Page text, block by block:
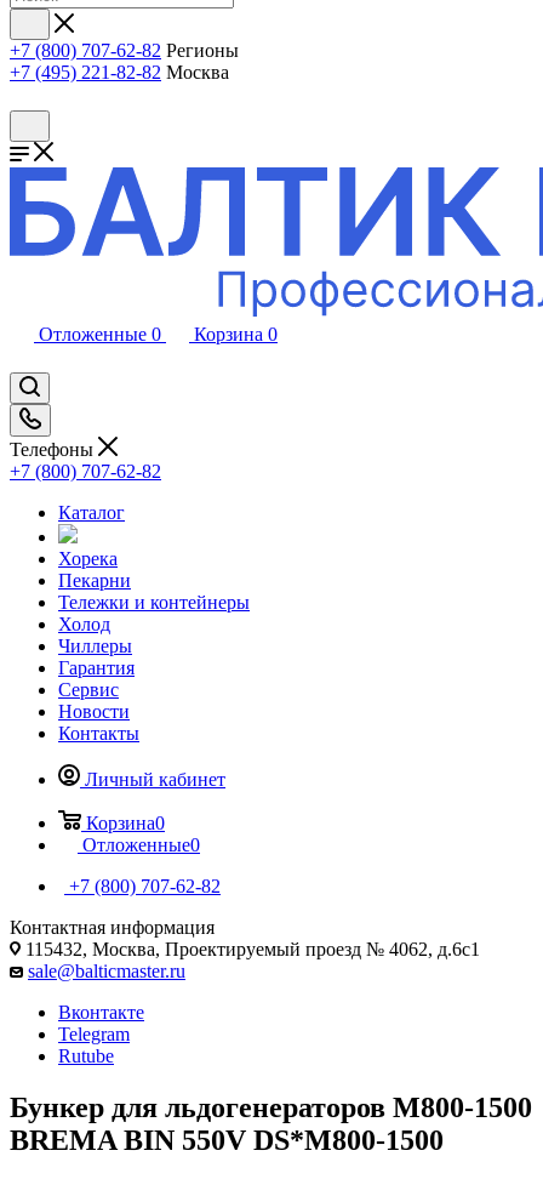
+7 (800) 707-62-82 Регионы
+7 (495) 221-82-82 Москва
Отложенные 0 Корзина 0
Телефоны
+7 (800) 707-62-82
Каталог
Хорека
Пекарни
Тележки и контейнеры
Холод
Чиллеры
Гарантия
Сервис
Новости
Контакты
Личный кабинет
Корзина0
Отложенные0
+7 (800) 707-62-82
Контактная информация
115432, Москва, Проектируемый проезд № 4062, д.6с1
sale@balticmaster.ru
Вконтакте
Telegram
Rutube
Бункер для льдогенераторов M800-1500
BREMA BIN 550V DS*M800-1500